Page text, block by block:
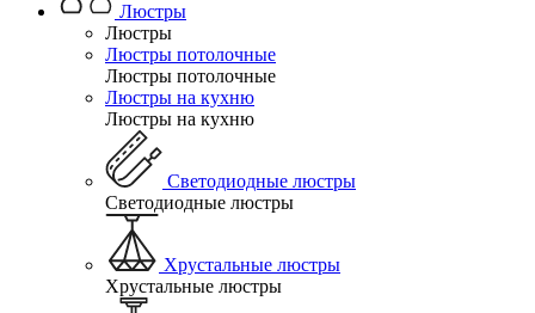
Люстры
Люстры
Люстры потолочные
Люстры потолочные
Люстры на кухню
Люстры на кухню
Светодиодные люстры
Светодиодные люстры
Хрустальные люстры
Хрустальные люстры